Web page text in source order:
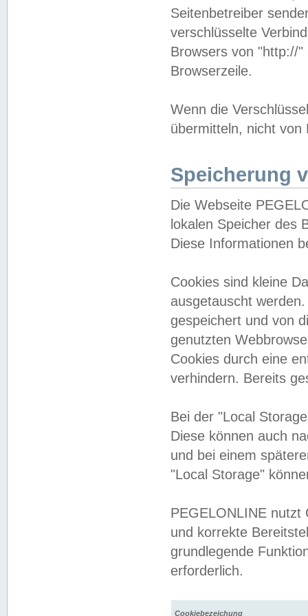
Seitenbetreiber
verschlüsselte
Browsers von "http://
Browserzeile.
Wenn die
übermitteln, nicht von
Speicherung
Die Webseite
lokalen Speicher des
Diese Informationen
Cookies sind kleine
ausgetauscht
gespeichert und von
genutzten
Cookies durch eine
verhindern. Bereits
Bei der "Local
Diese können auch
und bei einem
"Local Storage"
PEGELONLINE nutzt
und korrekte
grundlegende
erforderlich.
Cookiebezeichung